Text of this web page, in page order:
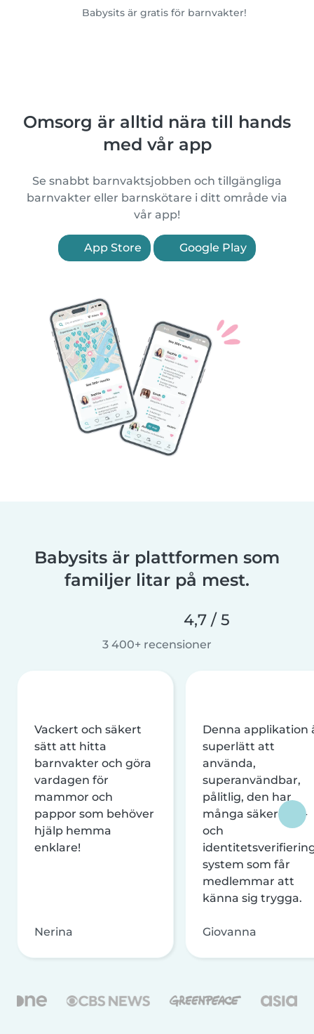
Babysits är gratis för barnvakter!
Omsorg är alltid nära till hands
med vår app
Se snabbt barnvaktsjobben och tillgängliga
barnvakter eller barnskötare i ditt område via
vår app!
App Store Google Play
Babysits är plattformen som
familjer litar på mest.
4,7 / 5
3 400+ recensioner
Vackert och säkert
sätt att hitta
barnvakter och göra
vardagen för
mammor och
pappor som behöver
hjälp hemma
enklare!
Nerina
Denna applikation
superlätt att
använda,
superanvändbar,
pålitlig, den har
många säkerhets-
och
system som får
medlemmar att
känna sig trygga.
Giovanna